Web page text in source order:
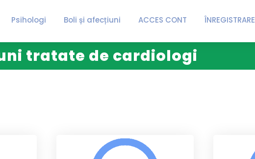
Psihologi Boli și afecțiuni ACCES CONT ÎNREGISTRARE
tratate de cardiologi